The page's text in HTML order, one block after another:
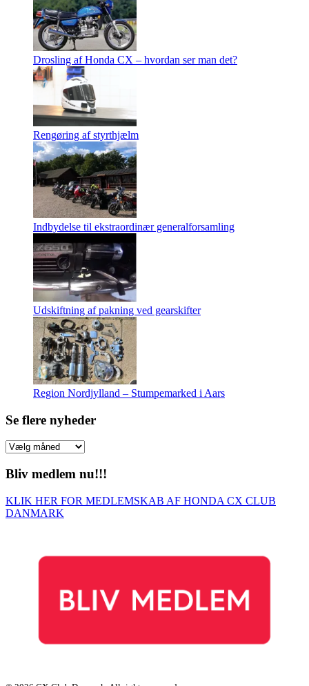
Drosling af Honda CX – hvordan ser man det?
Rengøring af styrthjælm
Indbydelse til ekstraordinær generalforsamling
Udskiftning af pakning ved gearskifter
Region Nordjylland – Stumpemarked i Aars
Se flere nyheder
Se
nyheder
Bliv medlem nu!!!
KLIK HER FOR MEDLEMSKAB AF HONDA CX CLUB
DANMARK